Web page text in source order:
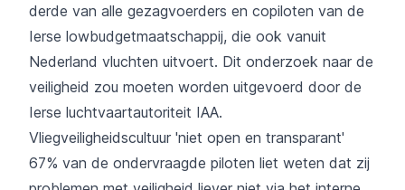
derde van alle gezagvoerders en copiloten van de
Ierse lowbudgetmaatschappij, die ook vanuit
Nederland vluchten uitvoert. Dit onderzoek naar de
veiligheid zou moeten worden uitgevoerd door de
Ierse luchtvaartautoriteit IAA.
Vliegveiligheidscultuur 'niet open en transparant'
67% van de ondervraagde piloten liet weten dat zij